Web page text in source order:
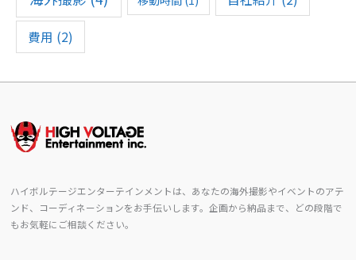
費用 (2)
ハイボルテージエンターテインメントは、あなたの海外撮影やイベントのアテ
ンド、コーディネーションをお手伝いします。企画から納品まで、どの段階で
もお気軽にご相談ください。